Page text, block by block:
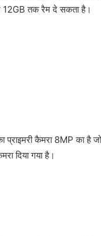
12GB तक रैम दे सकता है।
कैमरा 8MP का
दिया गया है।